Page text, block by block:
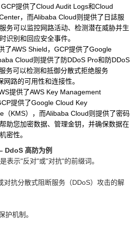
提供了Cloud Audit Logs和Cloud
，而Alibaba Cloud则提供了日誌服
务可以监控网路活动、检测潜在威胁并生
识别和回应安全事件。
了AWS Shield，GCP提供了Google
Cloud则提供了防DDoS Pro和防DDoS
务可以检测和抵御分散式拒绝服务
网路的可用性和连接性。
提供了AWS Key Management
提供了Google Cloud Key
（KMS），而Alibaba Cloud则提供了密码
助您加密数据、管理金钥，并确保数据在
密性。
高防为例
表示"反对"或"对抗"的前缀词。
对抗分散式阻断服务（DDoS）攻击的解
护机制。